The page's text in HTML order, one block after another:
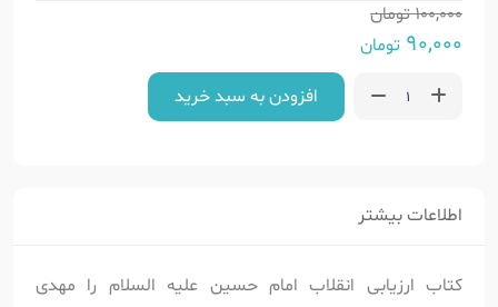
100,000تومان
90,000 تومان
افزودن به سبد خرید
اطلاعات بیشتر
کتاب ارزیابی انقلاب امام حسین علیه السلام را مهدی